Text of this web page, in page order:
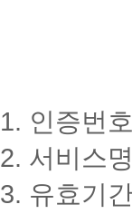
1. 인증번
2. 서비스
3. 유효기